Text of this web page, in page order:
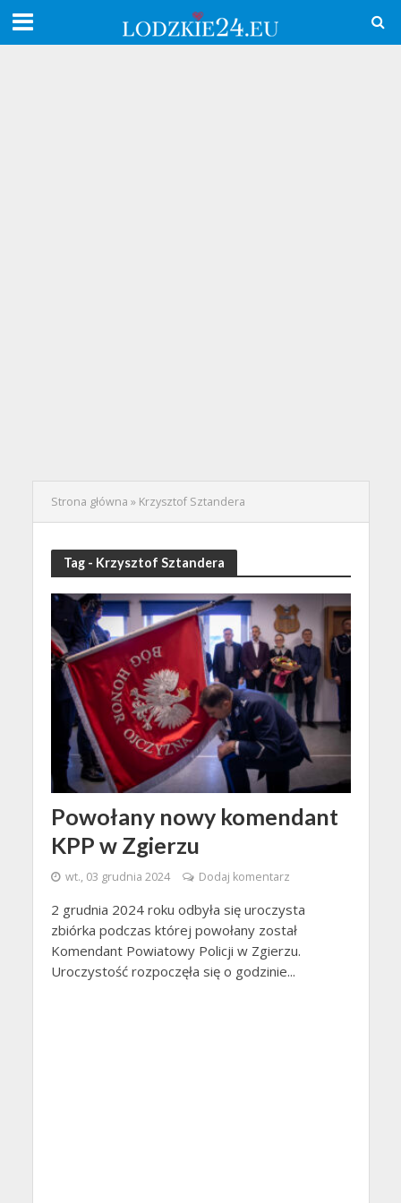
Strona główna » Krzysztof Sztandera
Tag - Krzysztof Sztandera
Powołany nowy komendant
KPP w Zgierzu
wt., 03 grudnia 2024 Dodaj komentarz
2 grudnia 2024 roku odbyła się uroczysta
zbiórka podczas której powołany został
Komendant Powiatowy Policji w Zgierzu.
Uroczystość rozpoczęła się o godzinie...